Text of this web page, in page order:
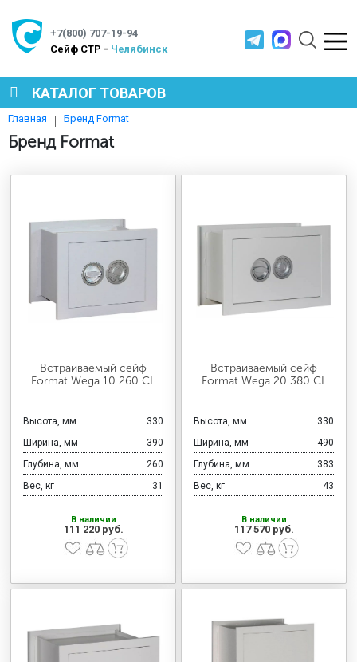
+7(800) 707-19-94
Cейф СТР - Челябинск
КАТАЛОГ ТОВАРОВ
СЕЙФЫ
ПРОИЗВОДСТВЕННАЯ МЕБЕЛЬ
МЕДИЦИНСКАЯ МЕБЕЛЬ
СИСТЕМЫ ХРАНЕНИЯ
ОФИСНАЯ МЕБЕЛЬ
МЕБЕЛЬ ДЛЯ ДОМА
МЕБЕЛЬ ДЛЯ СТОЛОВЫХ
СТАЛЬНЫЕ ДВЕРИ
Главная Бренд Format
Бренд Format
Встраиваемый сейф
Format Wega 10 260 CL
Высота, мм
330
Ширина, мм
390
Глубина, мм
260
Вес, кг
31
В наличии
111 220 руб.
Встраиваемый сейф
Format Wega 20 380 CL
Высота, мм
330
Ширина, мм
490
Глубина, мм
383
Вес, кг
43
В наличии
117 570 руб.